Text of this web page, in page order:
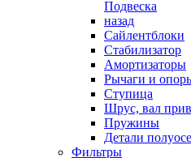
Подвеска
назад
Сайлентблоки
Стабилизатор
Амортизаторы
Рычаги и
Ступица
Шрус, вал
Пружины
Детали
Фильтры